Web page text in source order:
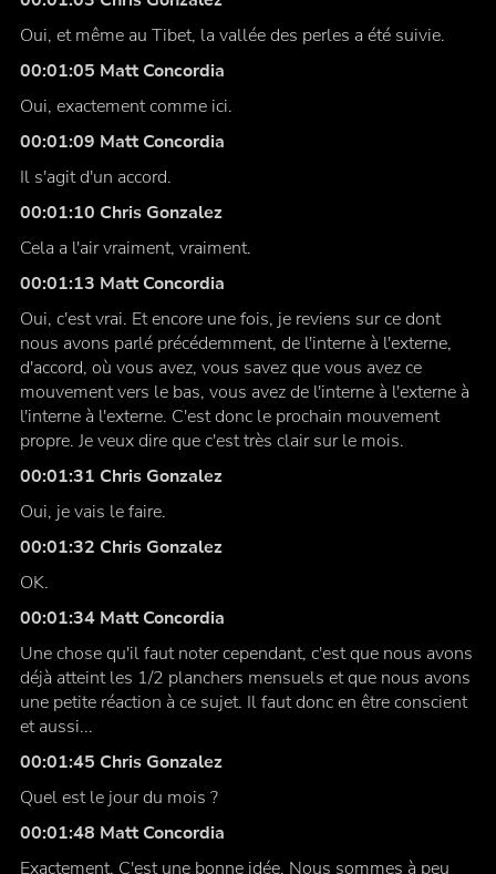
Oui, et même au Tibet, la vallée des perles a été suivie.
00:01:05 Matt Concordia
Oui, exactement comme ici.
00:01:09 Matt Concordia
Il s'agit d'un accord.
00:01:10 Chris Gonzalez
Cela a l'air vraiment, vraiment.
00:01:13 Matt Concordia
Oui, c'est vrai. Et encore une fois, je reviens sur ce dont
nous avons parlé précédemment, de l'interne à l'externe,
d'accord, où vous avez, vous savez que vous avez ce
mouvement vers le bas, vous avez de l'interne à l'externe à
l'interne à l'externe. C'est donc le prochain mouvement
propre. Je veux dire que c'est très clair sur le mois.
00:01:31 Chris Gonzalez
Oui, je vais le faire.
00:01:32 Chris Gonzalez
OK.
00:01:34 Matt Concordia
Une chose qu'il faut noter cependant, c'est que nous avons
déjà atteint les 1/2 planchers mensuels et que nous avons
une petite réaction à ce sujet. Il faut donc en être conscient
et aussi...
00:01:45 Chris Gonzalez
Quel est le jour du mois ?
00:01:48 Matt Concordia
Exactement. C'est une bonne idée. Nous sommes à peu